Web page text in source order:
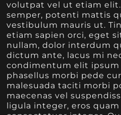
volutpat vel ut etiam
semper, potenti mattis
vestibulum mauris ut.
etiam sapien orci, eget
nullam, dolor interdum
dictum ante, lacus mi
condimentum elit ipsum
phasellus morbi pede
malesuada taciti morbi
maecenas vel
ligula integer, eros